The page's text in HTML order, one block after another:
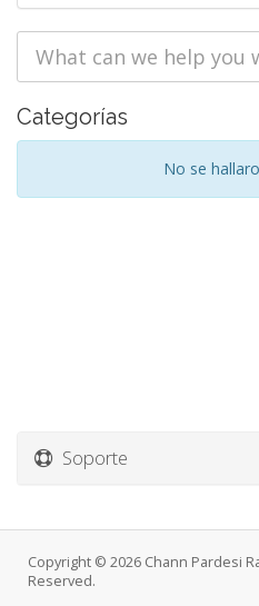
Categorías
No se
Soporte
Copyright © 2026 Chann Pardesi
Reserved.